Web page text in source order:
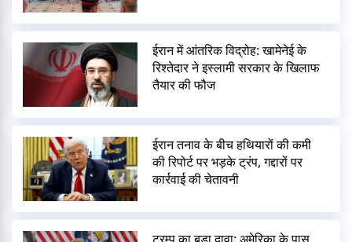
ईरान में आंतरिक विद्रोह: खामेनेई के
रिश्तेदार ने इस्लामी सरकार के खिलाफ
तैयार की फौज
ईरान तनाव के बीच हथियारों की कमी
की रिपोर्ट पर भड़के ट्रंप, गद्दारों पर
कार्रवाई की चेतावनी